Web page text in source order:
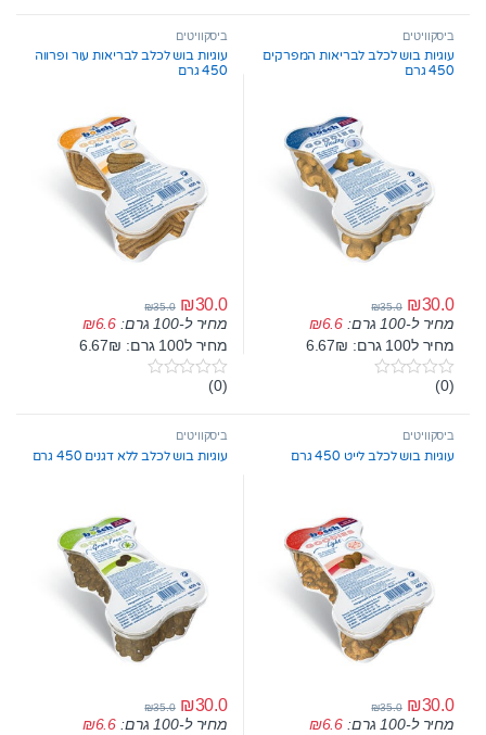
t
o
f
5
t
o
f
5
ביסקוויטים
עוגיות בוש לכלב לבריאות המפרקים
450 גרם
₪30.0
₪35.0
מחיר ל-100 גרם: ₪6.6
מחיר ל100 גרם: 6.67₪
0
t
o
f
(0)
ביסקוויטים
עוגיות בוש לכלב לבריאות עור ופרווה
450 גרם
₪30.0
₪35.0
מחיר ל-100 גרם: ₪6.6
מחיר ל100 גרם: 6.67₪
0
t
o
f
(0)
ביסקוויטים
עוגיות בוש לכלב לייט 450 גרם
₪30.0
₪35.0
מחיר ל-100 גרם: ₪6.6
ביסקוויטים
עוגיות בוש לכלב ללא דגנים 450 גרם
₪30.0
₪35.0
מחיר ל-100 גרם: ₪6.6